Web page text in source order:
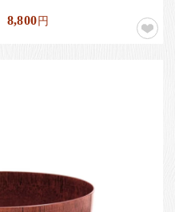
8,800円